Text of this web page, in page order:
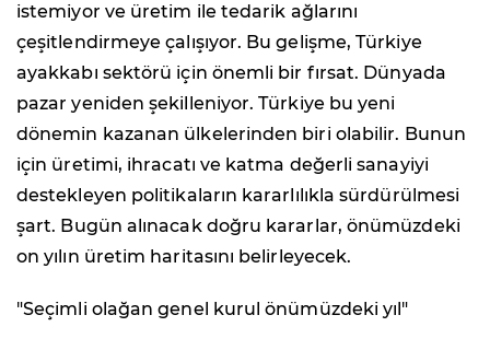
istemiyor ve üretim ile tedarik ağlarını
çeşitlendirmeye çalışıyor. Bu gelişme, Türkiye
ayakkabı sektörü için önemli bir fırsat. Dünyada
pazar yeniden şekilleniyor. Türkiye bu yeni
dönemin kazanan ülkelerinden biri olabilir. Bunun
için üretimi, ihracatı ve katma değerli sanayiyi
destekleyen politikaların kararlılıkla sürdürülmesi
şart. Bugün alınacak doğru kararlar, önümüzdeki
on yılın üretim haritasını belirleyecek.
"Seçimli olağan genel kurul önümüzdeki yıl"